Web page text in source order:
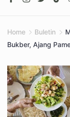
Home Buletin
Bukber, Ajang